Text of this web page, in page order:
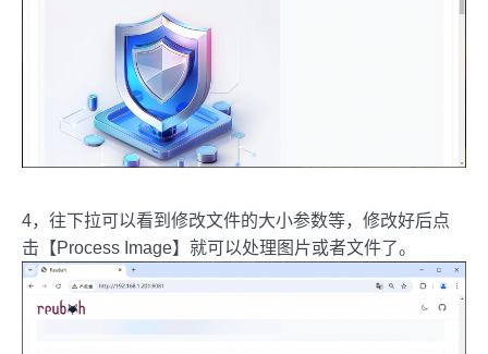
4，往下拉可以看到修改文件的大小参数等，修改好后点
击【Process Image】就可以处理图片或者文件了。